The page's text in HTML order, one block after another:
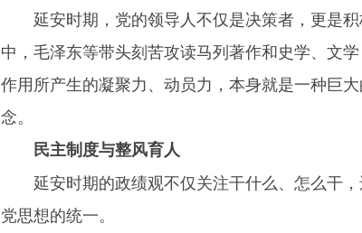
延安时期，党的领导人不仅是决策者，更是
中，毛泽东等带头刻苦攻读马列著作和史学、文
作用所产生的凝聚力、动员力，本身就是一种巨
念。
民主制度与整风育人
延安时期的政绩观不仅关注干什么、怎么干
党思想的统一。